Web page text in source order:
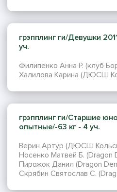
грэпплинг ги/Девушки
уч.
Филипенко Анна Р. (клуб
Халилова Карина (ДЮСШ
грэпплинг ги/Старшие
опытные/-63 кг - 4 уч.
Верин Артур (ДЮСШ
Носенко Матвей Б. (Dragon
Пирожок Данил (Dragon
Скрябин Святослав С.